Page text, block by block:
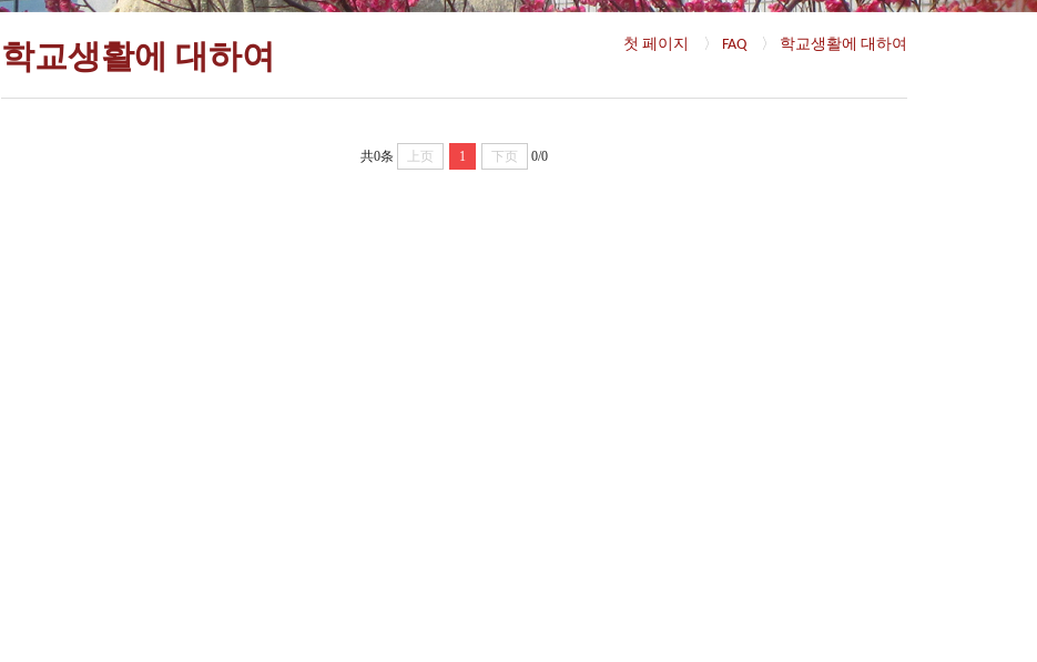
학교생활에 대하여 첫 페이지 〉 FAQ 〉 학교생활에 대하여
共0条 上页 1 下页 0/0